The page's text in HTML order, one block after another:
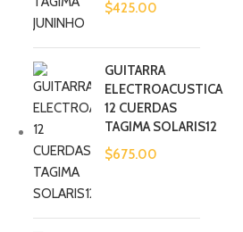
$425.00
GUITARRA
ELECTROACUSTICA
12 CUERDAS
TAGIMA SOLARIS12
$675.00